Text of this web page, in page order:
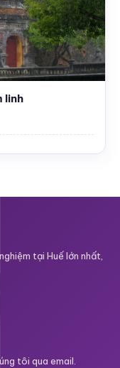
linh
tại Huế lớn nhất,
tôi qua email.